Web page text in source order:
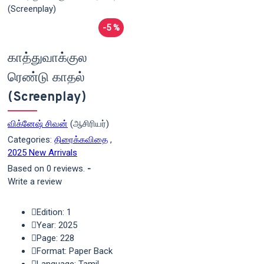
-5 %
காத்துவாக்குல
ரெண்டு காதல்
(Screenplay)
விக்னேஷ் சிவன் (ஆசிரியர்)
Categories: திரைக்கவிதை ,
2025 New Arrivals
Based on 0 reviews. -
Write a review
Edition: 1
Year: 2025
Page: 228
Format: Paper Back